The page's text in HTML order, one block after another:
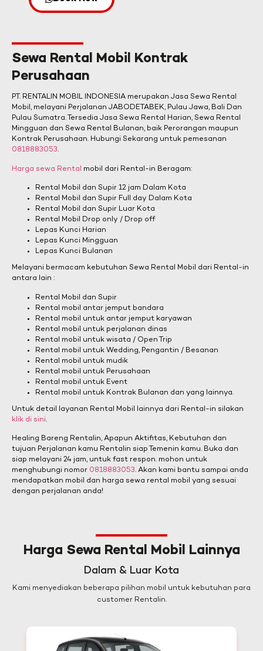
Sewa Rental Mobil Kontrak
Perusahaan
PT. RENTALIN MOBIL INDONESIA merupakan Jasa Sewa Rental
Mobil, melayani Perjalanan JABODETABEK, Pulau Jawa, Bali Dan
Pulau Sumatra. Tersedia Jasa Sewa Rental Harian, Sewa Rental
Mingguan dan Sewa Rental Bulanan, baik Perorangan maupun
Kontrak Perusahaan. Hubungi Sekarang untuk pemesanan
0818883053.
Harga sewa Rental mobil dari Rental-in Beragam:
Rental Mobil dan Supir 12 jam Dalam Kota
Rental Mobil dan Supir Full day Dalam Kota
Rental Mobil dan Supir Luar Kota
Rental Mobil Drop only / Drop off
Lepas Kunci Harian
Lepas Kunci Mingguan
Lepas Kunci Bulanan
Melayani bermacam kebutuhan Sewa Rental Mobil dari Rental-in
antara lain :
Rental Mobil dan Supir
Rental mobil antar jemput bandara
Rental mobil untuk antar jemput karyawan
Rental mobil untuk perjalanan dinas
Rental mobil untuk wisata / Open Trip
Rental mobil untuk Wedding, Pengantin / Besanan
Rental mobil untuk mudik
Rental mobil untuk Perusahaan
Rental mobil untuk Event
Rental mobil untuk Kontrak Bulanan dan yang lainnya.
Untuk detail layanan Rental Mobil lainnya dari Rental-in silakan
klik di sini.
Healing Bareng Rentalin, Apapun Aktifitas, Kebutuhan dan
tujuan Perjalanan kamu Rentalin siap Temenin kamu. Buka dan
siap melayani 24 jam, untuk fast respon. mohon untuk
menghubungi nomor 0818883053. Akan kami bantu sampai anda
mendapatkan mobil dan harga sewa rental mobil yang sesuai
dengan perjalanan anda!
Harga Sewa Rental Mobil Lainnya
Dalam & Luar Kota
Kami menyediakan beberapa pilihan mobil untuk kebutuhan para
customer Rentalin.